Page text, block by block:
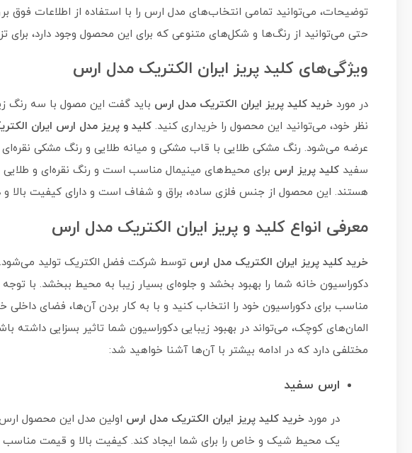
توضیحات، می‌توانید تمامی انتخاب‌های مدل ارس را با استفاده از اطلاعات فوق
حتی می‌توانید از رنگ‌ها و شکل‌های متنوعی که برای این محصول وجود دارد، برای
ویژگی‌های کلید پریز ایران الکتریک مدل ارس
در مورد خرید کلید پریز ایران الکتریک مدل ارس باید گفت این مصول با سه رنگ
نظر خود، می‌توانید این محصول را خریداری کنید. کلید و پریز مدل ارس ایران
عرضه می‌شود. رنگ مشکی طلایی با قاب مشکی و میانه طلایی و رنگ مشکی
سفید کلید پریز ارس برای محیط‌های مینیمال مناسب است و رنگ نقره‌ای و
هستند. این محصول از جنس فلزی ساده، براق و شفاف است و دارای کیفیت بالا و
معرفی انواع کلید و پریز ایران الکتریک مدل ارس
خرید کلید پریز ایران الکتریک مدل ارس توسط شرکت فضل الکتریک تولید می‌شود.
دکوراسیون خانه شما را بهبود بخشد و جلوه‌ای بسیار زیبا به محیط ببخشد. با توجه
مناسب برای دکوراسیون خود را انتخاب کنید و با به کار بردن آن‌ها، فضای داخلی
المان‌های کوچک، می‌تواند در بهبود زیبایی دکوراسیون شما تاثیر بسزایی داشته
مختلفی دارد که در ادامه بیشتر با آن‌ها آشنا خواهید شد:
ارس سفید
در مورد خرید کلید پریز ایران الکتریک مدل ارس اولین مدل این محصول
یک محیط شیک و خاص را برای شما ایجاد کند. کیفیت بالا و قیمت